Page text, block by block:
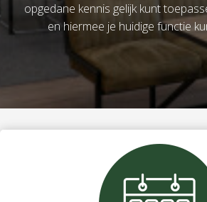
opgedane kennis gelijk kunt
en hiermee je huidige functie